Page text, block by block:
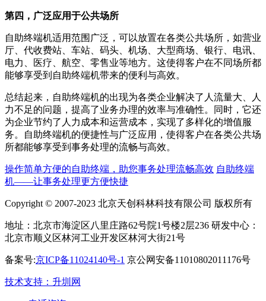
第四，广泛应用于公共场所
自助终端机适用范围广泛，可以放置在各类公共场所，如营业
厅、代收费站、车站、码头、机场、大型商场、银行、电讯、
电力、医疗、航空、零售业等地方。这使得客户在不同场所都
能够享受到自助终端机带来的便利与高效。
总结起来，自助终端机的出现为各类企业解决了人流量大、人
力不足的问题，提高了业务办理的效率与准确性。同时，它还
为企业节约了人力成本和运营成本，实现了多样化的增值服
务。自助终端机的便捷性与广泛应用，使得客户在各类公共场
所都能够享受到事务处理的流畅与高效。
操作简单方便的自助终端，助您事务处理流畅高效 自助终端
机——让事务处理更方便快捷
Copyright © 2007-2023 北京天创科林科技有限公司 版权所有
地址：北京市海淀区八里庄路62号院1号楼2层236 研发中心：
北京市顺义区林河工业开发区林河大街21号
备案号:京ICP备11024140号-1 京公网安备11010802011176号
技术支持：升圳网